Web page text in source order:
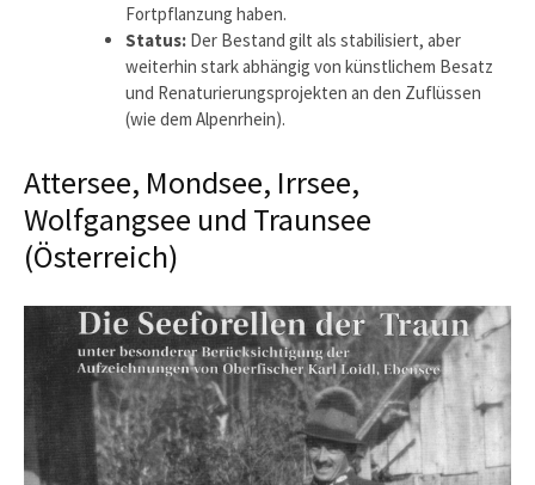
Fortpflanzung haben.
Status: Der Bestand gilt als stabilisiert, aber
weiterhin stark abhängig von künstlichem Besatz
und Renaturierungsprojekten an den Zuflüssen
(wie dem Alpenrhein).
Attersee, Mondsee, Irrsee,
Wolfgangsee und Traunsee
(Österreich)